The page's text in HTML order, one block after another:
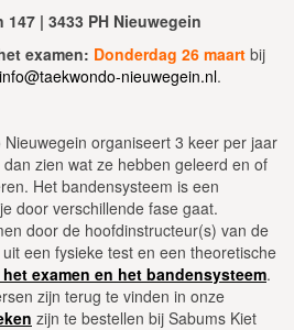
| 3433 PH Nieuwegein
examen: Donderdag 26 maart bij
info@taekwondo-nieuwegein.nl.
Nieuwegein organiseert 3 keer per jaar
zien wat ze hebben geleerd en of
Het bandensysteem is een
door verschillende fase gaat.
door de hoofdinstructeur(s) van de
een fysieke test en een theoretische
examen en het bandensysteem.
zijn terug te vinden in onze
zijn te bestellen bij Sabums Kiet